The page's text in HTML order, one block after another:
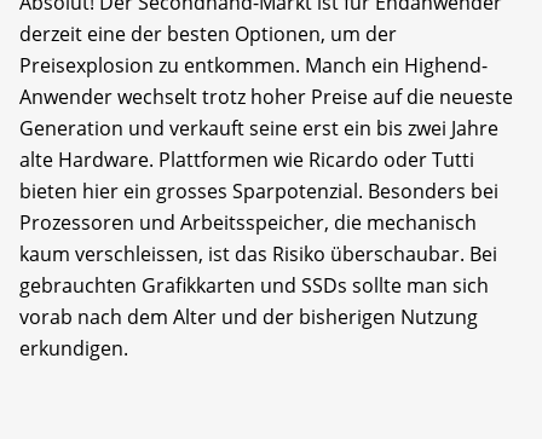
derzeit eine der besten Optionen, um der
Preisexplosion zu entkommen. Manch ein Highend-
Anwender wechselt trotz hoher Preise auf die neueste
Generation und verkauft seine erst ein bis zwei Jahre
alte Hardware. Plattformen wie Ricardo oder Tutti
bieten hier ein grosses Sparpotenzial. Besonders bei
Prozessoren und Arbeitsspeicher, die mechanisch
kaum verschleissen, ist das Risiko überschaubar. Bei
gebrauchten Grafikkarten und SSDs sollte man sich
vorab nach dem Alter und der bisherigen Nutzung
erkundigen.